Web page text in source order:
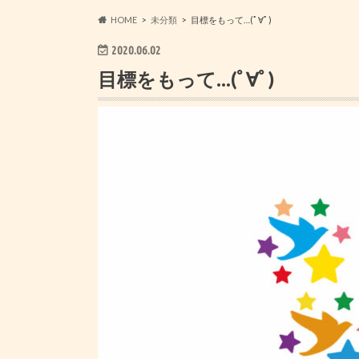
HOME 未分類 目標をもって…(ﾟ∀ﾟ)
2020.06.02
目標をもって…(ﾟ∀ﾟ)